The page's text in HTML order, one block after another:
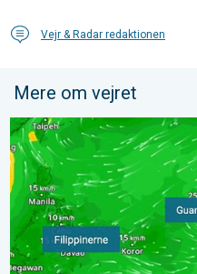
Vejr & Radar redaktionen
Mere om vejret
Endnu en tyfon i Stillehavet.